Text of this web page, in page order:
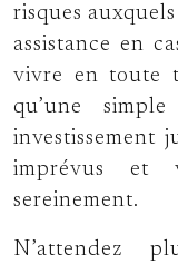
risques
assistance en
vivre en toute
qu’une
investissement
imprévus et
sereinement.
N’attendez